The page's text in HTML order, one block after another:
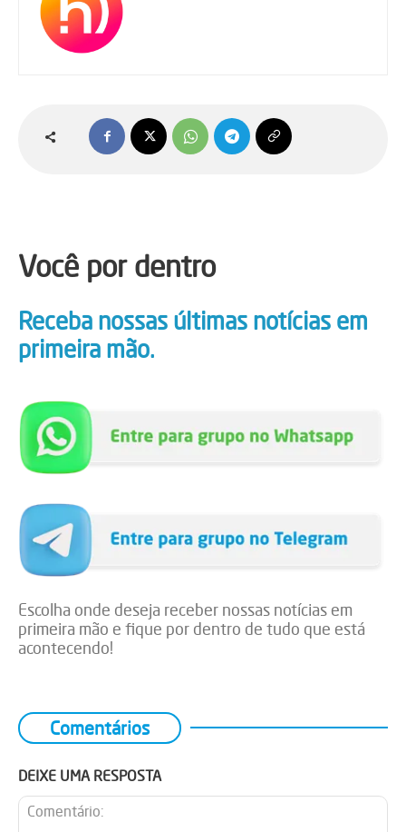
Você por dentro
Receba nossas últimas notícias em
primeira mão.
Escolha onde deseja receber nossas notícias em
primeira mão e fique por dentro de tudo que está
acontecendo!
Comentários
DEIXE UMA RESPOSTA